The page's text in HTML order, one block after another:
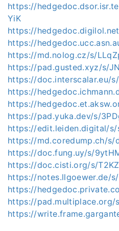
https://
YiK
https://
https://
https://md.nolog.cz/s/
https://pad.gusted.xyz/s/
https://doc.interscalar.eu/s/
https://
https://
https://pad.yuka.dev/s/
https://edit.leiden.digital/s/
https://md.coredump.ch/s/
https://doc.fung.uy/s/
https://doc.cisti.org/s/
https://notes.llgoewer.de/
https://
https://pad.multiplace.org/
https://